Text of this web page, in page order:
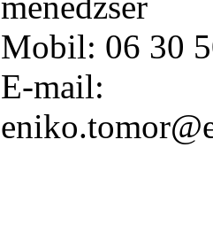
Mobil: 06 30
E-mail: